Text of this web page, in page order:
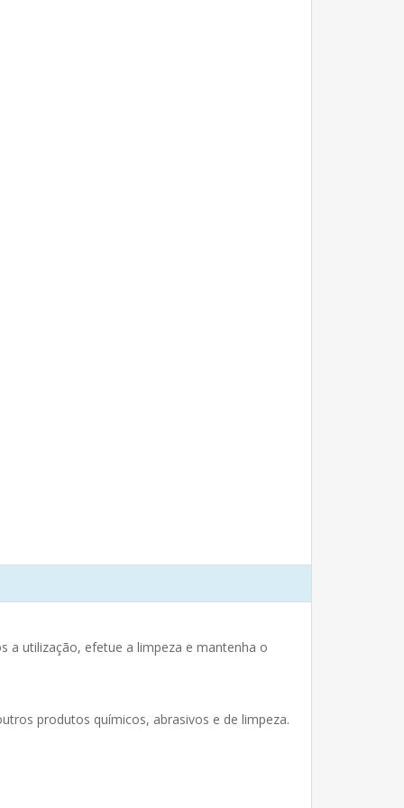
a utilização, efetue a limpeza e mantenha o
produtos químicos, abrasivos e de limpeza.